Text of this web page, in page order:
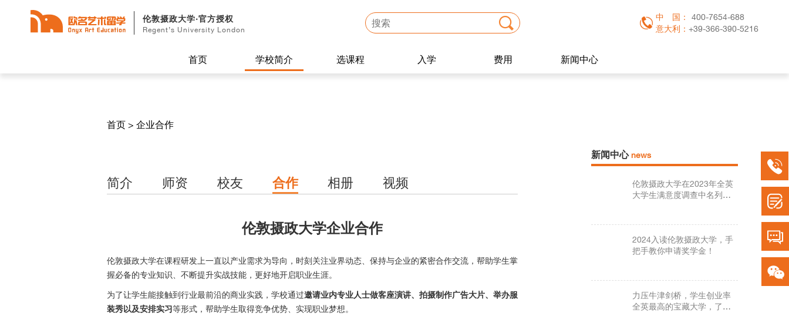
伦敦摄政大学·官方授权
Regent’s University London
中 国：
400-7654-688
意大利： +39-366-390-5216
首页 学校简介 选课程 入学 费用 新闻中心
首页 > 企业合作
简介 师资 校友 合作 相册 视频
伦敦摄政大学企业合作
伦敦摄政大学在课程研发上一直以产业需求为导向，时刻关注业界动态、保持与企业的紧密合作交流，帮助学生掌
握必备的专业知识、不断提升实战技能，更好地开启职业生涯。
为了让学生能接触到行业最前沿的商业实践，学校通过邀请业内专业人士做客座演讲、拍摄制作广告大片、举办服
装秀以及安排实习等形式，帮助学生取得竞争优势、实现职业梦想。
新闻中心news
伦敦摄政大学在2023年全英
大学生满意度调查中名列前
2024入读伦敦摄政大学，手
把手教你申请奖学金！
力压牛津剑桥，学生创业率
全英最高的宝藏大学，了解